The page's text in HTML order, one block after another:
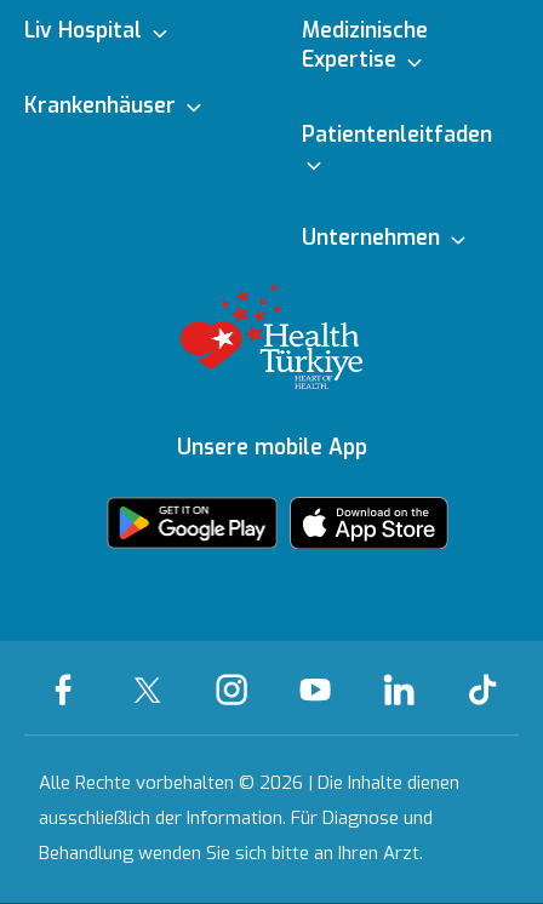
Liv Hospital
Zertifikate &
Akkreditierungen
Krankenhäuser
Bahçeşehir
Medizinische
Expertise
Ärzte
Gesundheitsratgeber
Medizinische
Technologien
Patientenleitfaden
Online-Termin
wichtig
Häusliche
Unternehmen
Richtlinien
Partnerinstitutionen
Unsere mobile App
Alle Rechte vorbehalten © 2026 | Die Inhalte dienen
ausschließlich der Information. Für Diagnose und
Behandlung wenden Sie sich bitte an Ihren Arzt.